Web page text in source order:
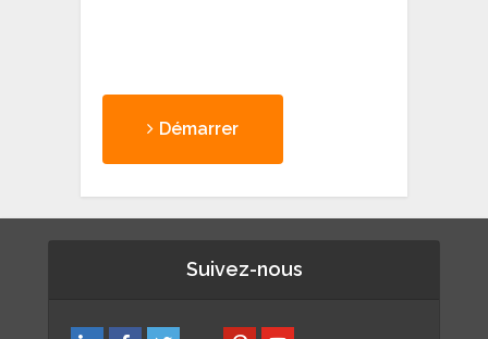
Démarrer
Suivez-nous